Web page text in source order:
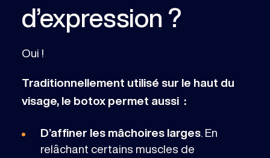
d’expression ?
Oui !
Traditionnellement utilisé sur le haut du
visage, le botox permet aussi :
D’affiner les mâchoires larges. En
relâchant certains muscles de